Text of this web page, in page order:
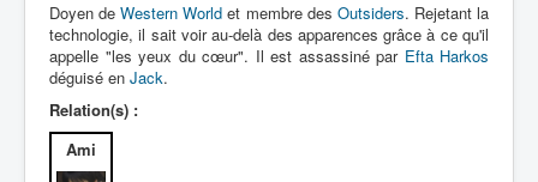
Artiste Asperger
Lexique
Dennô keisatsu Cybercop (電脳 警
察 サイバーコップ) = Police
cerveau électronique Cybercop
Doyen deWestern World et membre des Outsiders. Rejetant la
technologie, il sait voir au-delà des apparences grâce à ce qu'il
appelle "les yeux du cœur". Il est assassiné par Efta Harkos
déguisé en Jack.
Relation(s) :
Ami